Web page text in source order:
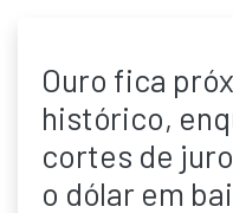
Ouro fica
histórico,
cortes de
o dólar em